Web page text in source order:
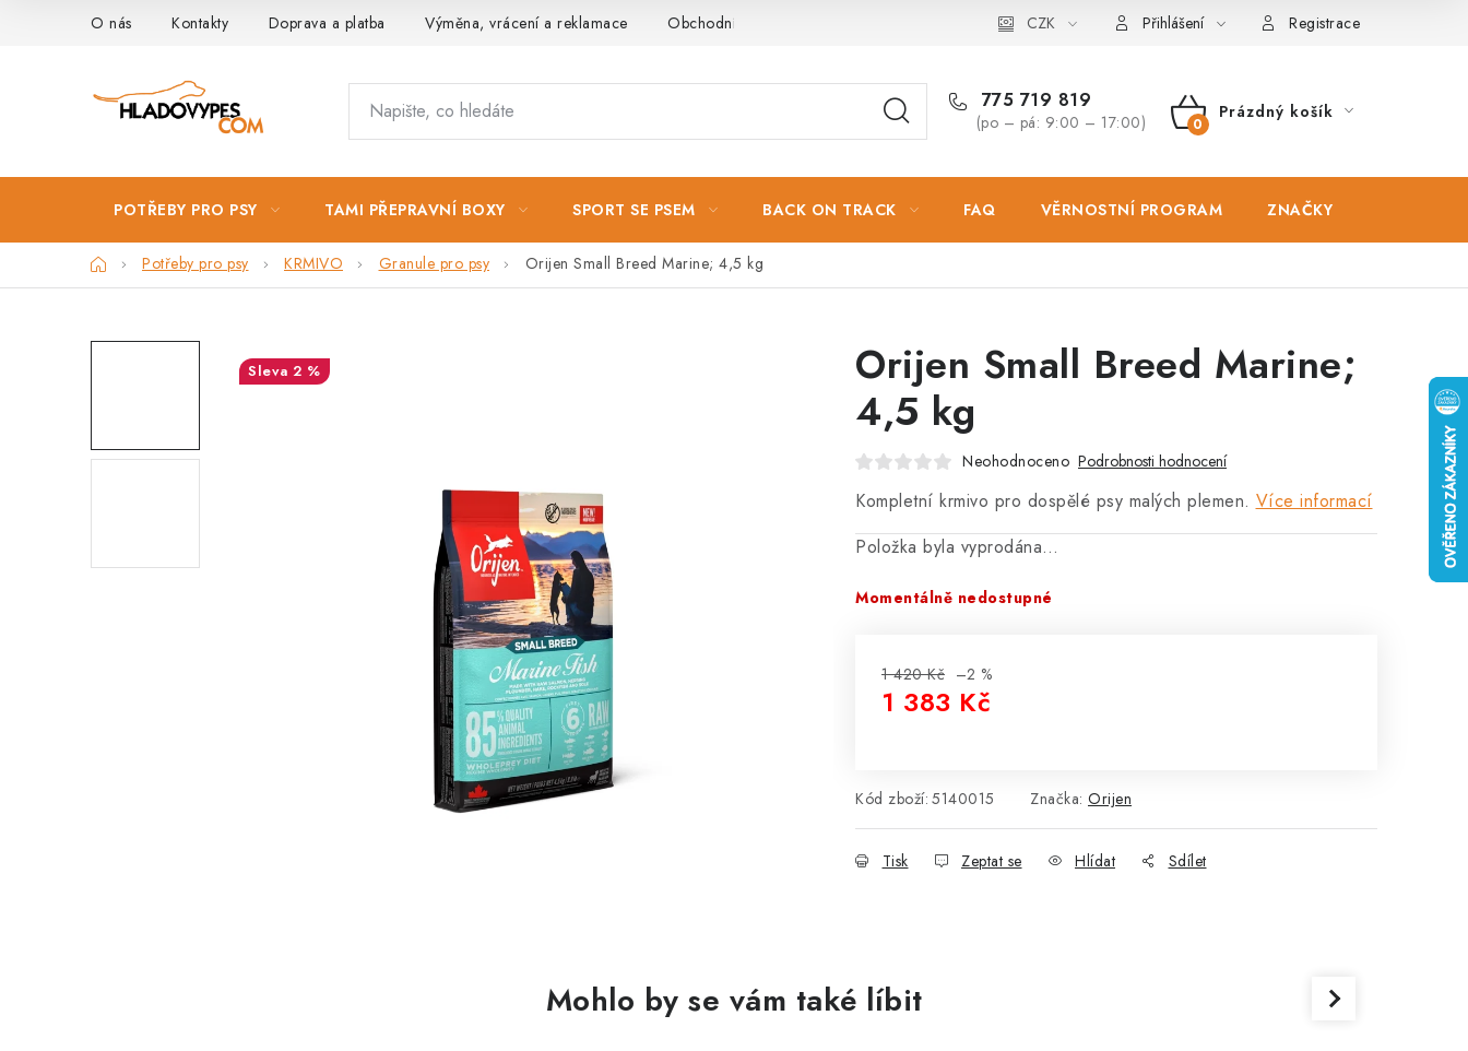
O nás Kontakty Doprava a platba Výměna, vrácení a reklamace Obchodní podmínky Podmínky ochrany osobních údajů Zásady použivání souboru cookies
CZK Přihlášení Registrace
775 719 819
(po – pá: 9:00 – 17:00)
NÁKUPNÍ
Prázdný košík
POTŘEBY PRO PSY TAMI PŘEPRAVNÍ BOXY SPORT SE PSEM BACK ON TRACK FAQ VĚRNOSTNÍ PROGRAM ZNAČKY
DomůPotřeby pro psy KRMIVO Granule pro psy Orijen Small Breed Marine; 4,5 kg
Orijen Small Breed Marine;
4,5 kg
Neohodnoceno Podrobnosti hodnocení
Kompletní krmivo pro dospělé psy malých plemen. Více informací
Položka byla vyprodána…
Momentálně nedostupné
1 420 Kč –2 %
1 383 Kč
Kód zboží: 5140015 Značka: Orijen
Tisk Zeptat se Hlídat Sdílet
2 %
Mohlo by se vám také líbit